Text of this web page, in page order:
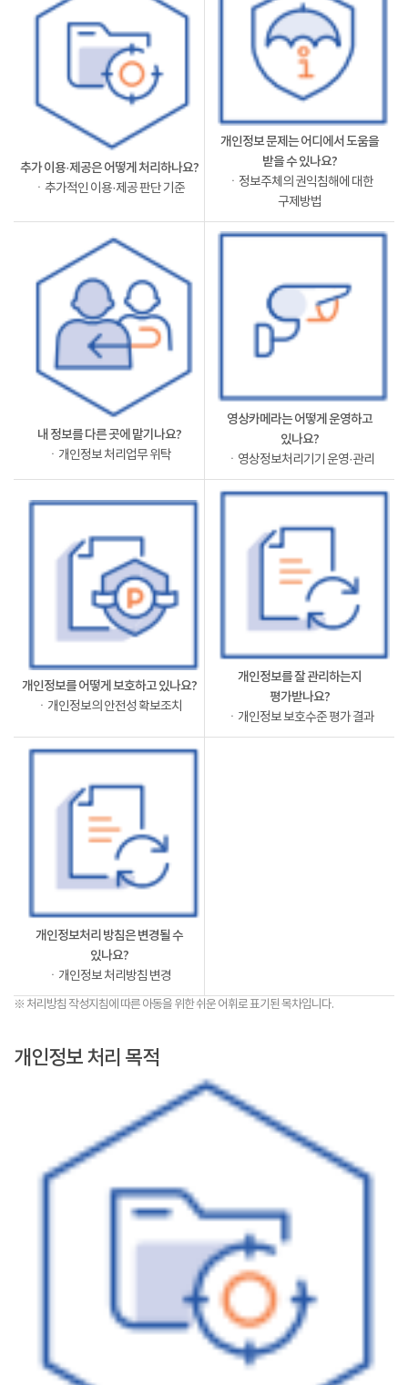
추가 이용·제공은 어떻게 처리하나요?
ㆍ추가적인 이용·제공 판단 기준
개인정보 문제는 어디에서 도움을
받을 수 있나요?
ㆍ정보주체의 권익침해에 대한
구제방법
내 정보를 다른 곳에 맡기나요?
ㆍ개인정보 처리업무 위탁
영상카메라는 어떻게 운영하고
있나요?
ㆍ영상정보처리기기 운영·관리
개인정보를 어떻게 보호하고 있나요?
ㆍ개인정보의 안전성 확보조치
개인정보를 잘 관리하는지
평가받나요?
ㆍ개인정보 보호수준 평가 결과
개인정보처리 방침은 변경될 수
있나요?
ㆍ개인정보 처리방침 변경
※ 처리방침 작성지침에 따른 아동을 위한 쉬운 어휘로 표기된 목차입니다.
개인정보 처리 목적